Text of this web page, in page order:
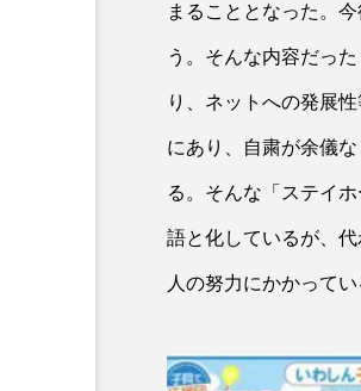
まることとなった。
う。そんな内容だっ
り、ネットへの発展
にあり、自粛が余儀
る。そんな「ステイ
語と化しているが、
人の努力にかかってい